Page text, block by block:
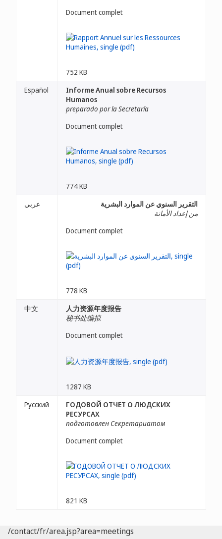
Document complet
752 KB
Español
Informe Anual sobre Recursos
Humanos
preparado por la Secretaría
Document complet
774 KB
عربي
التقرير السنوي عن الموارد البشرية
من إعداد الأمانة
Document complet
778 KB
中文
人力资源年度报告
秘书处编拟
Document complet
1287 KB
Русский
ГОДОВОЙ ОТЧЕТ О ЛЮДСКИХ
РЕСУРСАХ
подготовлен Секретариатом
Document complet
821 KB
/contact/fr/area.jsp?area=meetings